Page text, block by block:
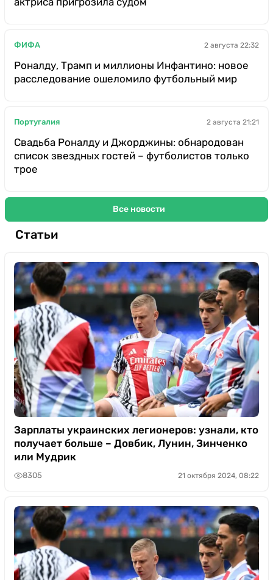
ФИФА 2 августа 22:32
Роналду, Трамп и миллионы Инфантино: новое
расследование ошеломило футбольный мир
Португалия 2 августа 21:21
Свадьба Роналду и Джорджины: обнародован
список звездных гостей – футболистов только
трое
Все новости
Статьи
Зарплаты украинских легионеров: узнали, кто
получает больше – Довбик, Лунин, Зинченко
или Мудрик
8305 21 октября 2024, 08:22